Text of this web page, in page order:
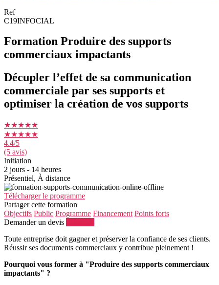
Ref
C19INFOCIAL
Formation Produire des supports
commerciaux impactants
Décupler l’effet de sa communication
commerciale par ses supports et
optimiser la création de vos supports
★★★★★
★★★★★
4.4/5
(5 avis)
Initiation
2 jours - 14 heures
Présentiel, À distance
Télécharger le programme
Partager cette formation
Objectifs Public Programme Financement Points forts
Demander un devis
Toute entreprise doit gagner et préserver la confiance de ses clients.
Réussir ses documents commerciaux y contribue pleinement !
Pourquoi vous former à "Produire des supports commerciaux
impactants" ?